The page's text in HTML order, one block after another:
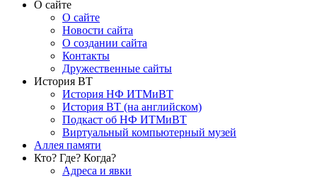
О сайте
О сайте
Новости сайта
О создании сайта
Контакты
Дружественные сайты
История ВТ
История НФ ИТМиВТ
История ВТ (на английском)
Подкаст об НФ ИТМиВТ
Виртуальный компьютерный музей
Аллея памяти
Кто? Где? Когда?
Адреса и явки